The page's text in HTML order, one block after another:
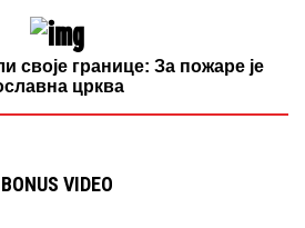
своје границе: За пожаре је
црква
BONUS VIDEO